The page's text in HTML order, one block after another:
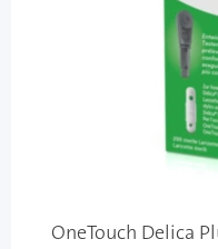
OneTouch Delica